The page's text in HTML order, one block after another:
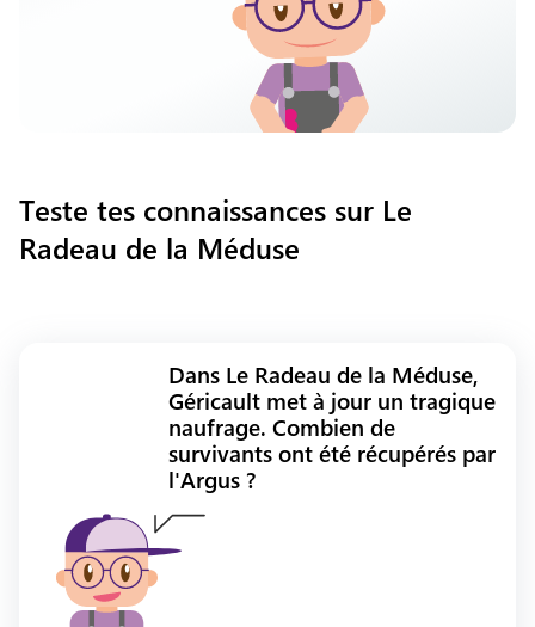
Teste tes connaissances sur Le
Radeau de la Méduse
Dans Le Radeau de la Méduse,
Géricault met à jour un tragique
naufrage. Combien de
survivants ont été récupérés par
l'Argus ?